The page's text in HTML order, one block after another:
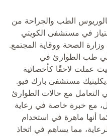
الطب والجراحة من
في مستشفى الكويتي
الصحة ووقاية المجتمع.
في طب الطوارئ في
عملت لاحقًا كأخصائية
مستشفى بارك فيو.
التعامل مع حالات الطوارئ
مع خبرة خاصة في رعاية
أنها ماهرة في استخدام
مما يساهم في اتخاذ